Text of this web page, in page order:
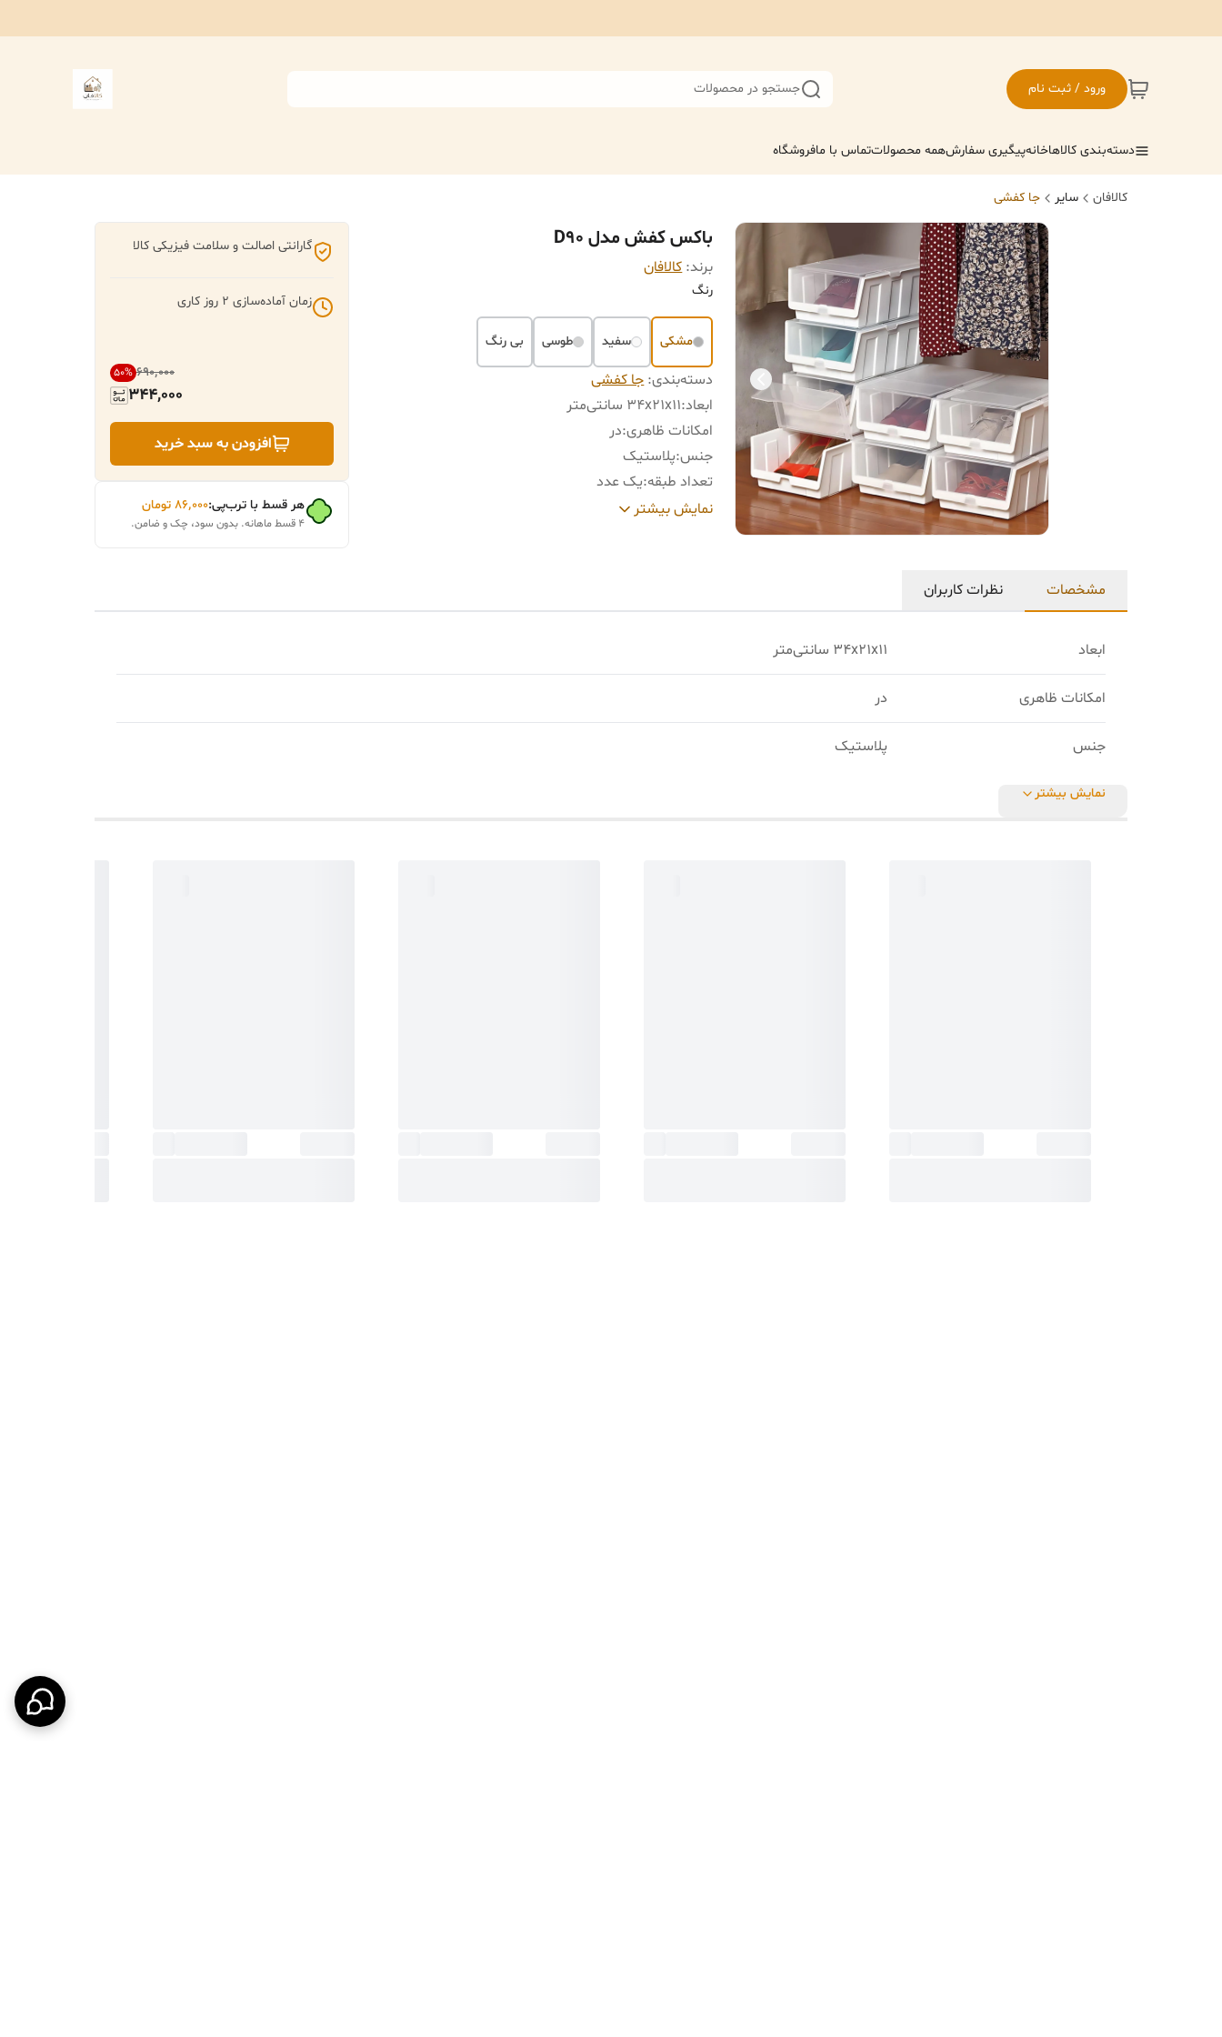
ورود / ثبت نام جستجو در محصولات
دسته‌بندی کالاهاخانهپیگیری سفارشهمه محصولاتتماس با مافروشگاه
کالافان سایر جا کفشی
باکس کفش مدل D90
برند: کالافان
رنگ
مشکی سفید طوسی بی رنگ
دسته‌بندی:جا کفشی
ابعاد:34x21x11 سانتی‌متر
امکانات ظاهری:در
جنس:پلاستیک
تعداد طبقه:یک عدد
تعداد در:یک عدد
نمایش بیشتر
گارانتی اصالت و سلامت فیزیکی کالا
زمان آماده‌سازی 2 روز کاری
۶۹۰٬۰۰۰ 50%
344,000
افزودن به سبد خرید
هر قسط با ترب‌پی:۸۶٬۰۰۰ تومان
۴ قسط ماهانه. بدون سود، چک و ضامن.
مشخصات نظرات کاربران
ابعاد 34x21x11 سانتی‌متر
امکانات ظاهری در
جنس پلاستیک
نمایش بیشتر